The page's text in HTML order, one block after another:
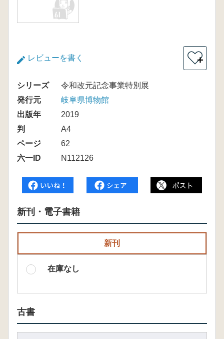
レビューを書く ＋
シリーズ
令和改元記念事業特別展
発行元
岐阜県博物館
出版年
2019
判
A4
ページ
62
六一ID
N112126
新刊・電子書籍
新刊
在庫なし
古書